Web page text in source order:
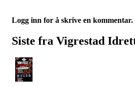
Logg inn for å skrive en kommentar.
Siste fra Vigrestad